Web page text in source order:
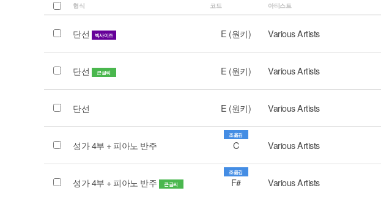
형식 코드 아티스트
단선 빅사이즈 E (원키) Various Artists
단선 큰글씨 E (원키) Various Artists
단선 E (원키) Various Artists
성가 4부 + 피아노 반주
조옮김
C Various Artists
성가 4부 + 피아노 반주 큰글씨
조옮김
F# Various Artists